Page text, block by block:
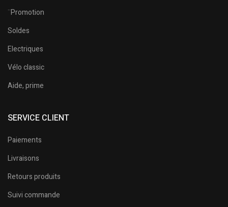
¨Promotion
Soldes
Electriques
Vélo classic
Aide, prime
SERVICE CLIENT
Paiements
Livraisons
Retours produits
Suivi commande